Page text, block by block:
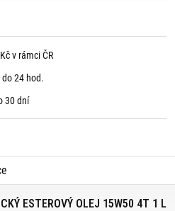
v rámci ČR
24 hod.
30 dní
ESTEROVÝ OLEJ 15W50 4T 1 L